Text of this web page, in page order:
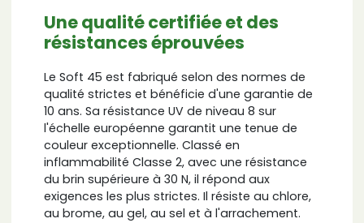
Une qualité certifiée et des
résistances éprouvées
Le Soft 45 est fabriqué selon des normes de
qualité strictes et bénéficie d'une garantie de
10 ans. Sa résistance UV de niveau 8 sur
l'échelle européenne garantit une tenue de
couleur exceptionnelle. Classé en
inflammabilité Classe 2, avec une résistance
du brin supérieure à 30 N, il répond aux
exigences les plus strictes. Il résiste au chlore,
au brome, au gel, au sel et à l'arrachement.